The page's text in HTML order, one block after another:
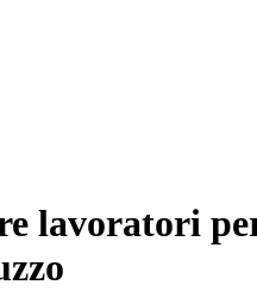
lavoratori